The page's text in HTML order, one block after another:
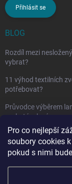
Pro co nejlepší
soubory cookies
pokud s nimi
Přihlásit se
BLOG
Rozdíl mezi
vybrat?
11 výhod textilních
potřebovat?
Průvodce výběrem
vychytávek vám